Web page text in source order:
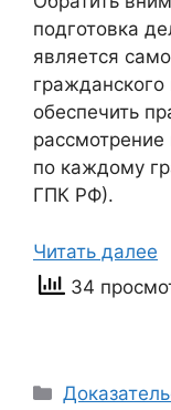
подготовка
является
обеспечить
по каждому
ГПК РФ).
Читать далее
34
Рубрики